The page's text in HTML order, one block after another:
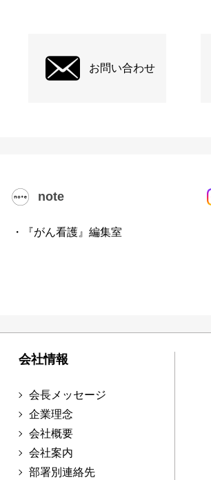
お問い合わせ
note
・『がん看護』編集室
会社情報
会長メッセージ
企業理念
会社概要
会社案内
部署別連絡先